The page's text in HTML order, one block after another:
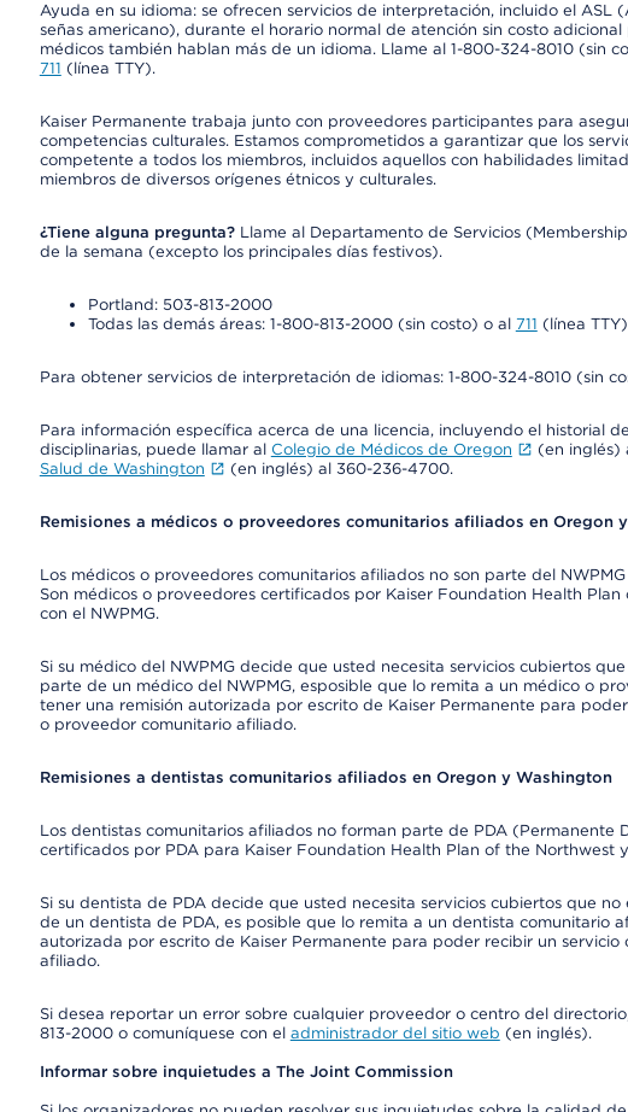
Ayuda en su idioma: se ofrecen servicios de interpretación, incluido el ASL
señas americano), durante el horario normal de atención sin costo
médicos también hablan más de un idioma. Llame al 1-800-324-8010 (sin
711 (línea TTY).
Kaiser Permanente trabaja junto con proveedores participantes para
competencias culturales. Estamos comprometidos a garantizar que los
competente a todos los miembros, incluidos aquellos con habilidades
miembros de diversos orígenes étnicos y culturales.
¿Tiene alguna pregunta?Llame al Departamento de Servicios
de la semana (excepto los principales días festivos).
Portland: 503-813-2000
Todas las demás áreas: 1-800-813-2000 (sin costo) o al 711 (línea TTY)
Para obtener servicios de interpretación de idiomas: 1-800-324-8010 (sin
Para información específica acerca de una licencia, incluyendo el historial
disciplinarias, puede llamar al Colegio de Médicos de Oregon (en inglés)
Salud de Washington
(en inglés) al 360-236-4700.
Remisiones a médicos o proveedores comunitarios afiliados en Oregon
Los médicos o proveedores comunitarios afiliados no son parte del
Son médicos o proveedores certificados por Kaiser Foundation Health
con el NWPMG.
Si su médico del NWPMG decide que usted necesita servicios cubiertos
parte de un médico del NWPMG, esposible que lo remita a un médico o
tener una remisión autorizada por escrito de Kaiser Permanente para
o proveedor comunitario afiliado.
Remisiones a dentistas comunitarios afiliados en Oregon y Washington
Los dentistas comunitarios afiliados no forman parte de PDA (Permanente
certificados por PDA para Kaiser Foundation Health Plan of the Northwest
Si su dentista de PDA decide que usted necesita servicios cubiertos que
de un dentista de PDA, es posible que lo remita a un dentista comunitario
autorizada por escrito de Kaiser Permanente para poder recibir un
afiliado.
Si desea reportar un error sobre cualquier proveedor o centro del
813-2000 o comuníquese con el administrador del sitio web (en inglés).
Informar sobre inquietudes a The Joint Commission